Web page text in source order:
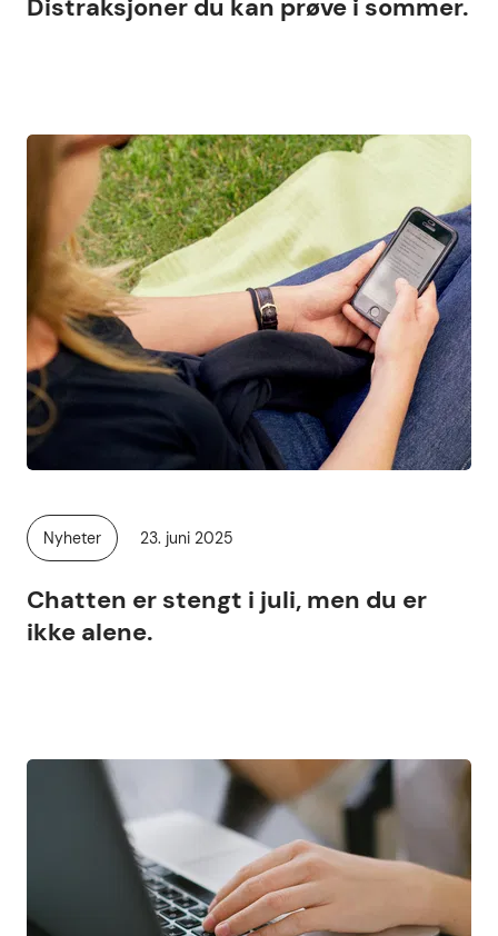
Distraksjoner du kan prøve i sommer.
Chatten er stengt i juli, men du er
ikke alene.
Kategori:
Nyheter Publisert
23. juni 2025